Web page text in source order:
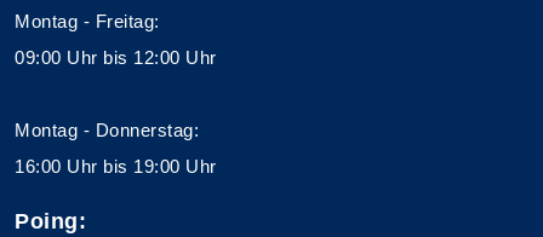
Montag - Freitag:
09:00 Uhr bis 12:00 Uhr
Montag - Donnerstag:
16:00 Uhr bis 19:00 Uhr
Poing: